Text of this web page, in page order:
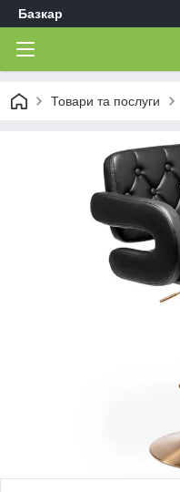
Базкар
Товари та послуги